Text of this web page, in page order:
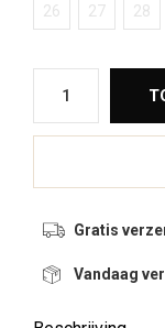
26 27 28
Gratis
Vandaag